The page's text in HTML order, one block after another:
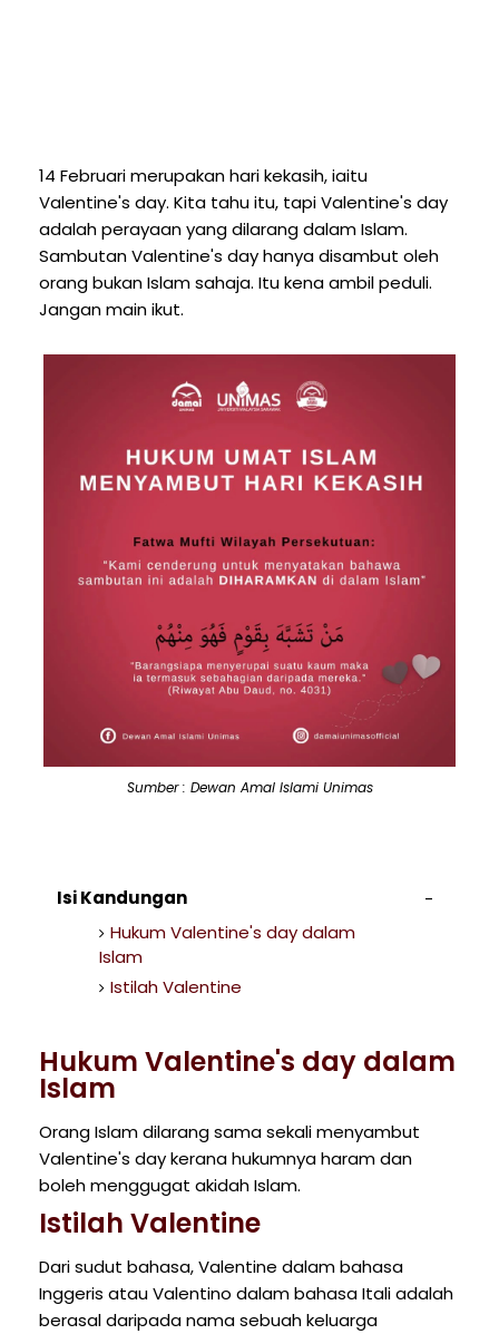
14 Februari merupakan hari kekasih, iaitu
Valentine's day. Kita tahu itu, tapi Valentine's day
adalah perayaan yang dilarang dalam Islam.
Sambutan Valentine's day hanya disambut oleh
orang bukan Islam sahaja. Itu kena ambil peduli.
Jangan main ikut.
Sumber : Dewan Amal Islami Unimas
Isi Kandungan
Hukum Valentine's day dalam
Islam
Istilah Valentine
Hukum Valentine's day dalam
Islam
Orang Islam dilarang sama sekali menyambut
Valentine's day kerana hukumnya haram dan
boleh menggugat akidah Islam.
Istilah Valentine
Dari sudut bahasa, Valentine dalam bahasa
Inggeris atau Valentino dalam bahasa Itali adalah
berasal daripada nama sebuah keluarga